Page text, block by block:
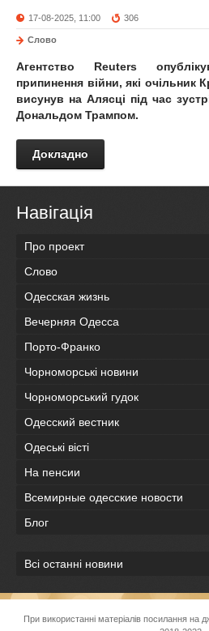
17-08-2025, 11:00 306
Слово
Агентство Reuters
припинення війни, які очільник
висунув на Алясці під час
Дональдом Трампом.
Докладно
Навігація
Про проект
Слово
Одесская жизнь
Вечерняя Одесса
Порто-Франко
Чорноморські новини
Чорноморський гудок
Одесский вестник
Одеськi вiстi
На пенсии
Всемирные одесские новости
Блог
Всі останні новини
При використанні матеріалів посилання на